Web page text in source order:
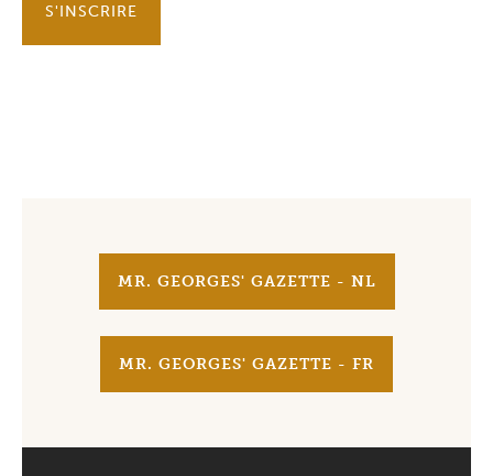
S'INSCRIRE
MR. GEORGES' GAZETTE - NL
MR. GEORGES' GAZETTE - FR